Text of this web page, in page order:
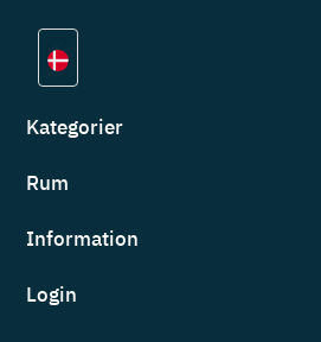
Kategorier
Rum
Information
Login